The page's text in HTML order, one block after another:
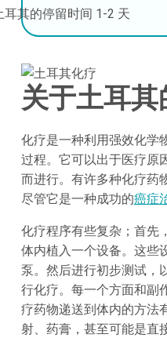
耳其的停留时间 1-2 天
关于土耳其
化疗是一种利用强效化学
过程。它可以出于医疗原
而进行。有许多种化疗药
尽管它是一种成功的癌症
化疗程序有些复杂；首先
体内植入一个设备。这些
泵。然后进行初步测试，
行化疗。每一个方面和副
疗药物递送到体内的方法
射、药膏，甚至可能是直